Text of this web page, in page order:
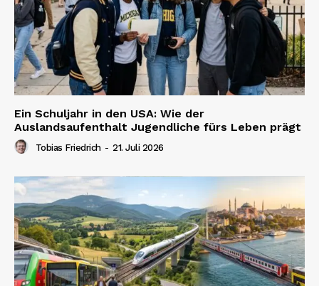
Ein Schuljahr in den USA: Wie der
Auslandsaufenthalt Jugendliche fürs Leben prägt
Tobias Friedrich - 21. Juli 2026